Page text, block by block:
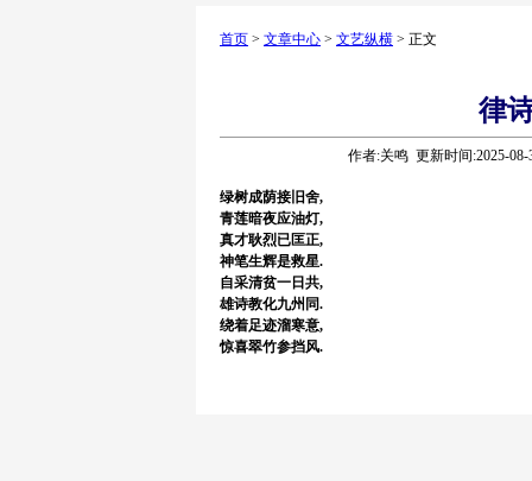
首页 > 文章中心 > 文艺纵横 > 正文
律
作者:关鸣 更新时间:2025-
绿树成荫接旧舍,
青莲暗夜应油灯,
真才耿烈已匡正,
神笔生辉是救星.
自采清贫一日共,
雄诗教化九州同.
绕着足迹溜寒意,
惊喜翠竹参挡风.